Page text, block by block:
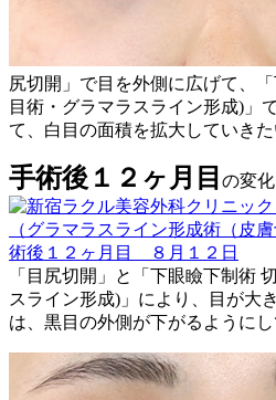
尻切開」で目を外側に広げて、
目術・グラマラスライン形成)」
て、白目の面積を拡大していきた
手術後１２ヶ月目 の変化
「目尻切開」と「下眼瞼下制術
スライン形成)」により、目が大
は、黒目の外側が下がるようにし